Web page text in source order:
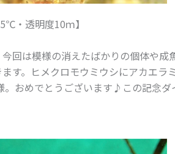
・透明度10ｍ】
は模様の消えたばかりの個体や成
す。ヒメクロモウミウシにアカエ
おめでとうございます♪この記念